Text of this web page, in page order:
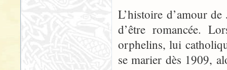
L’histoire d’amour
d’être romancée.
orphelins, lui
se marier dès 1909,